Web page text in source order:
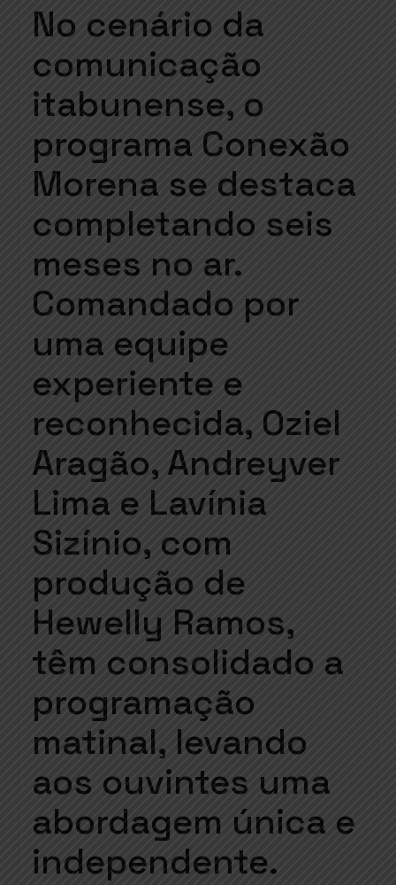
No cenário da
comunicação
itabunense, o
programa Conexão
Morena se destaca
completando seis
meses no ar.
Comandado por
uma equipe
experiente e
reconhecida, Oziel
Aragão, Andreyver
Lima e Lavínia
Sizínio, com
produção de
Hewelly Ramos,
têm consolidado a
programação
matinal, levando
aos ouvintes uma
abordagem única e
independente.